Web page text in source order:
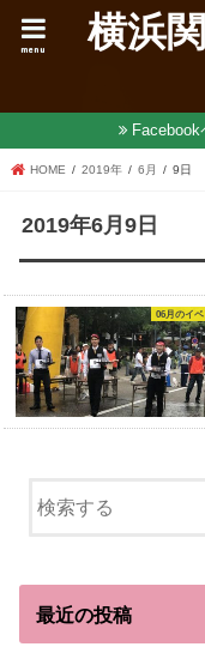
横浜
menu
Facebook
HOME 2019年 6月 9日
2019年6月9日
06月のイベ
最近の投稿